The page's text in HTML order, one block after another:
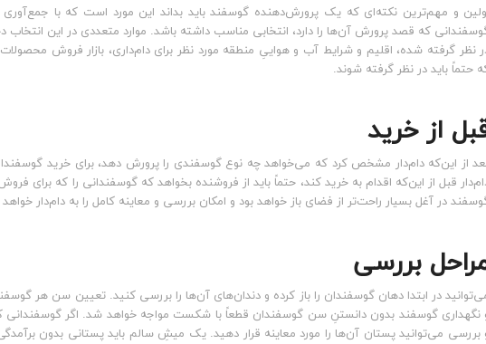
و مهم‌ترین نکته‌ای که یک پرورش‌دهنده گوسفند باید بداند این مورد است که با
که قصد پرورش آن‌ها را دارد، انتخابی مناسب داشته باشد. موارد متعددی در این
نظر گرفته شده، اقلیم و شرایط آب و هواییِ منطقه مورد نظر برای دام‌داری، بازار فروش
حتماً باید در نظر گرفته شوند.
از خرید
از این‌که دام‌دار مشخص کرد که می‌خواهد چه نوع گوسفندی را پرورش دهد، برای خرید
قبل از این‌که اقدام به خرید کند، حتماً باید از فروشنده بخواهد که گوسفندانی را که برای
در آغل بسیار راحت‌تر از فضای باز خواهد بود و امکان بررسی و معاینه کامل را به دام‌دار خواهد
بررسی
در ابتدا دهان گوسفندان را باز کرده و دندان‌های آن‌ها را بررسی کنید. تعیین سن هر
نگهداری گوسفند بدون دانستنِ سن گوسفندان قطعاً با شکست مواجه خواهد شد. اگر گوسفندانی
بررسی می‌توانید پستان آن‌ها را مورد معاینه قرار دهید. یک میشِ سالم باید پستانی بدون